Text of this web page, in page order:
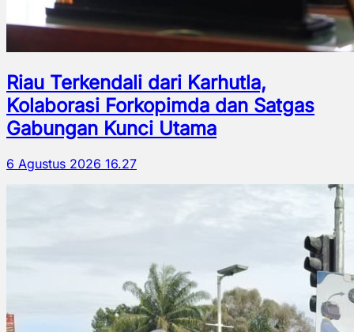
Riau Terkendali dari Karhutla,
Kolaborasi Forkopimda dan Satgas
Gabungan Kunci Utama
6 Agustus 2026 16.27